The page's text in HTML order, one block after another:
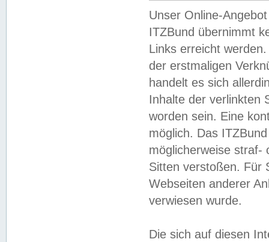
Unser Online-
ITZBund übernimmt
Links erreicht
der erstmaligen
handelt es sich
Inhalte der verlinkten
worden sein. Eine
möglich. Das
möglicherweise straf-
Sitten verstoßen. Für
Webseiten anderer
verwiesen wurde.
Die sich auf diesen